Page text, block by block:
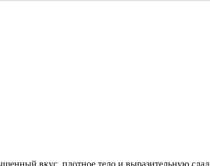
вкус, плотное тело и выразительную